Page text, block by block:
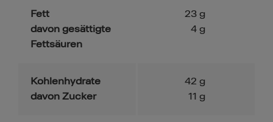
Fett
davon gesättigte
Fettsäuren
23 g
4 g
Kohlenhydrate
davon Zucker
42 g
11 g